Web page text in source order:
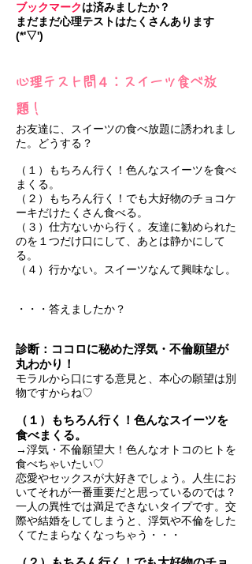
ブックマークは済みましたか？
まだまだ心理テストはたくさんあります
(*'▽')
心理テスト問４：スイーツ食べ放
題！
お友達に、スイーツの食べ放題に誘われまし
た。どうする？
（１）もちろん行く！色んなスイーツを食べ
まくる。
（２）もちろん行く！でも大好物のチョコケ
ーキだけたくさん食べる。
（３）仕方ないから行く。友達に勧められた
のを１つだけ口にして、あとは静かにして
る。
（４）行かない。スイーツなんて興味なし。
・・・答えましたか？
診断：ココロに秘めた浮気・不倫願望が
丸わかり！
モラルから口にする意見と、本心の願望は別
物ですからね♡
（１）もちろん行く！色んなスイーツを
食べまくる。
→浮気・不倫願望大！色んなオトコのヒトを
食べちゃいたい♡
恋愛やセックスが大好きでしょう。人生にお
いてそれが一番重要だと思っているのでは？
一人の異性では満足できないタイプです。交
際や結婚をしてしまうと、浮気や不倫をした
くてたまらなくなっちゃう・・・